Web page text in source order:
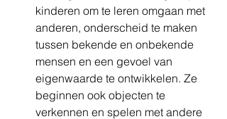
kinderen om te leren omgaan met
anderen, onderscheid te maken
tussen bekende en onbekende
mensen en een gevoel van
eigenwaarde te ontwikkelen. Ze
beginnen ook objecten te
verkennen en spelen met andere